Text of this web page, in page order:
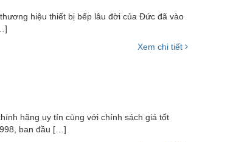
hiệu thiết bị bếp lâu đời của Đức đã vào
Xem chi tiết
hãng uy tín cùng với chính sách giá tốt
ban đầu […]